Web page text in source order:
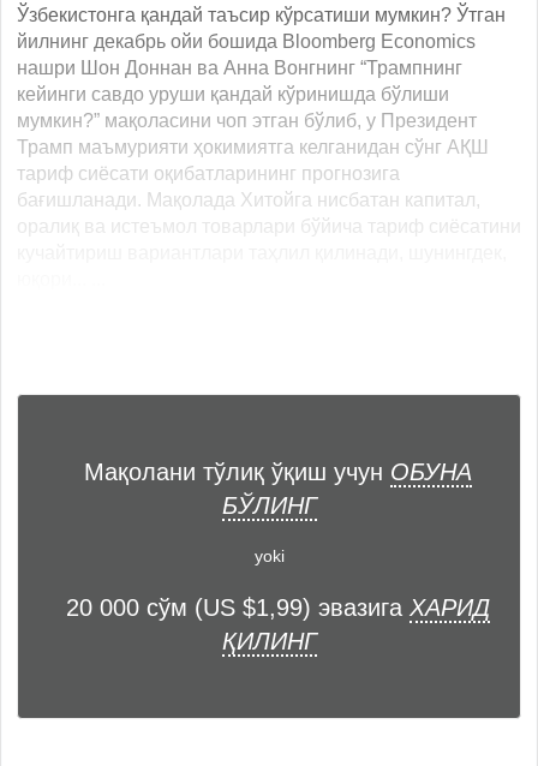
Ўзбекистонга қандай таъсир кўрсатиши мумкин? Ўтган
йилнинг декабрь ойи бошида Bloomberg Economics
нашри Шон Доннан ва Анна Вонгнинг “Трампнинг
кейинги савдо уруши қандай кўринишда бўлиши
мумкин?” мақоласини чоп этган бўлиб, у Президент
Трамп маъмурияти ҳокимиятга келганидан сўнг АҚШ
тариф сиёсати оқибатларининг прогнозига
бағишланади. Мақолада Хитойга нисбатан капитал,
оралиқ ва истеъмол товарлари бўйича тариф сиёсатини
Мақолани тўлиқ ўқиш учун ОБУНА
БЎЛИНГ
yoki
20 000 сўм (US $1,99) эвазига ХАРИД
ҚИЛИНГ